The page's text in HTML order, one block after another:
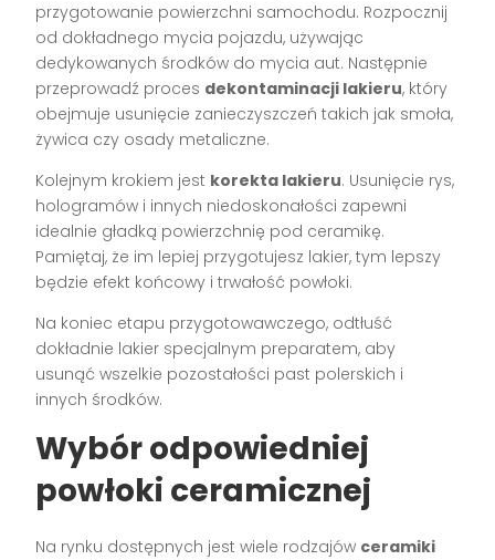
przygotowanie powierzchni samochodu. Rozpocznij
od dokładnego mycia pojazdu, używając
dedykowanych środków do mycia aut. Następnie
przeprowadź proces dekontaminacji lakieru, który
obejmuje usunięcie zanieczyszczeń takich jak smoła,
żywica czy osady metaliczne.
Kolejnym krokiem jest korekta lakieru. Usunięcie rys,
hologramów i innych niedoskonałości zapewni
idealnie gładką powierzchnię pod ceramikę.
Pamiętaj, że im lepiej przygotujesz lakier, tym lepszy
będzie efekt końcowy i trwałość powłoki.
Na koniec etapu przygotowawczego, odtłuść
dokładnie lakier specjalnym preparatem, aby
usunąć wszelkie pozostałości past polerskich i
innych środków.
Wybór odpowiedniej
powłoki ceramicznej
Na rynku dostępnych jest wiele rodzajów ceramiki